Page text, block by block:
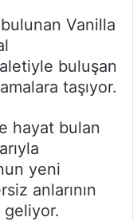
bulunan Vanilla
buluşan
taşıyor.
hayat bulan
yeni
anlarının
geliyor.